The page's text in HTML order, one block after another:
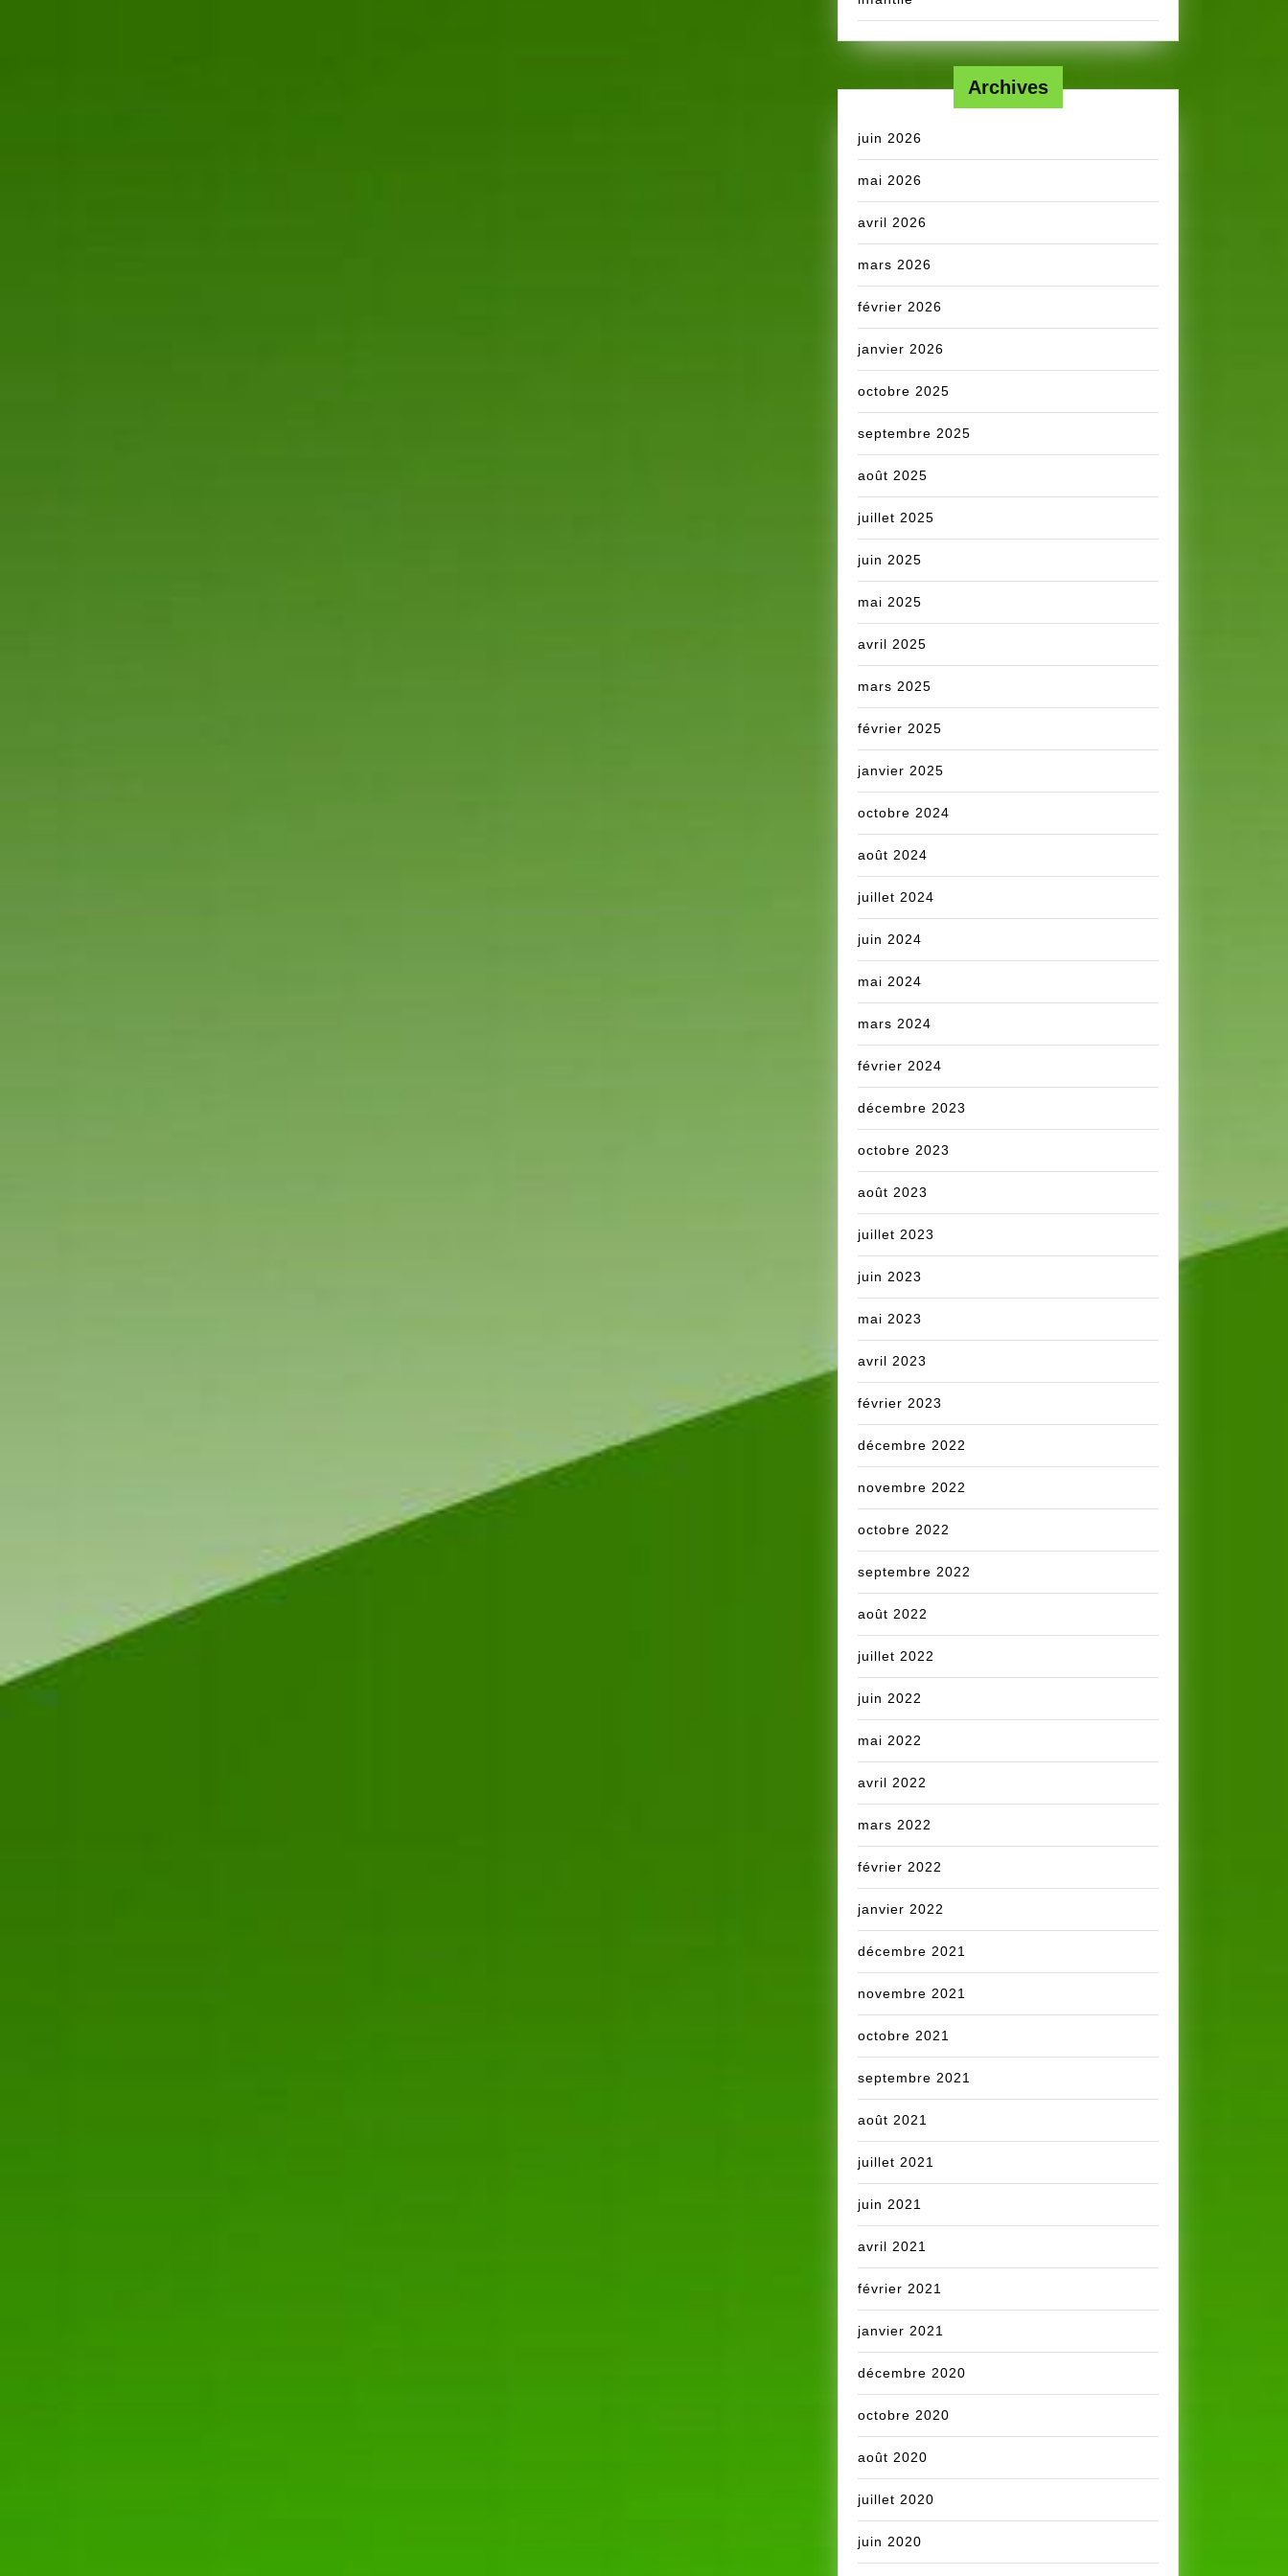
Archives
juin 2026
mai 2026
avril 2026
mars 2026
février 2026
janvier 2026
octobre 2025
septembre 2025
août 2025
juillet 2025
juin 2025
mai 2025
avril 2025
mars 2025
février 2025
janvier 2025
octobre 2024
août 2024
juillet 2024
juin 2024
mai 2024
mars 2024
février 2024
décembre 2023
octobre 2023
août 2023
juillet 2023
juin 2023
mai 2023
avril 2023
février 2023
décembre 2022
novembre 2022
octobre 2022
septembre 2022
août 2022
juillet 2022
juin 2022
mai 2022
avril 2022
mars 2022
février 2022
janvier 2022
décembre 2021
novembre 2021
octobre 2021
septembre 2021
août 2021
juillet 2021
juin 2021
avril 2021
février 2021
janvier 2021
décembre 2020
octobre 2020
août 2020
juillet 2020
juin 2020